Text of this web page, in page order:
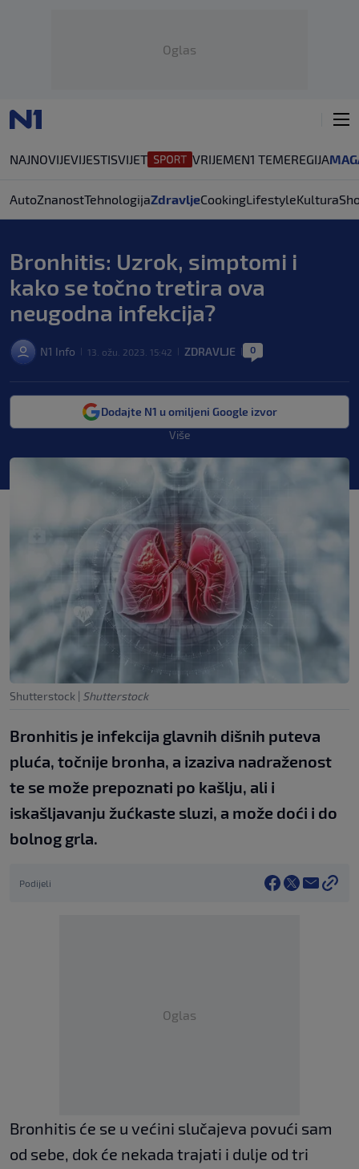
Oglas
NAJNOVIJEVIJESTISVIJET VRIJEMEN1 TEMEREGIJA
AutoZnanostTehnologijaZdravljeCookingLifestyleKultura
Bronhitis: Uzrok, simptomi i
kako se točno tretira ova
neugodna infekcija?
N1 Info 13. ožu. 2023. 15:42 ZDRAVLJE 0
Dodajte N1 u omiljeni Google izvor
Više
Shutterstock | Shutterstock
Bronhitis je infekcija glavnih dišnih puteva
pluća, točnije bronha, a izaziva nadraženost
te se može prepoznati po kašlju, ali i
iskašljavanju žućkaste sluzi, a može doći i do
bolnog grla.
Podijeli
Oglas
Bronhitis će se u većini slučajeva povući sam
od sebe, dok će nekada trajati i dulje od tri